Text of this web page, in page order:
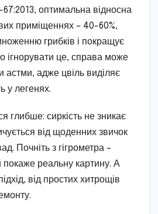
оптимальна відносна
приміщеннях – 40-60%,
грибків і покращує
ігнорувати це, справа може
астми, адже цвіль виділяє
у легенях.
глибше: сиркість не зникає
від щоденних звичок
Почніть з гігрометра –
реальну картину. А
від простих хитрощів